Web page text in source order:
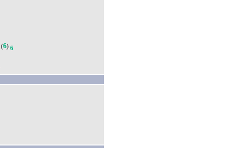
(6) 6